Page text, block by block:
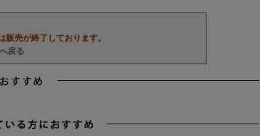
売が終了しております。
戻る